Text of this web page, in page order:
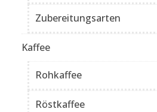
Zubereitungsarten
Kaffee
Rohkaffee
Röstkaffee